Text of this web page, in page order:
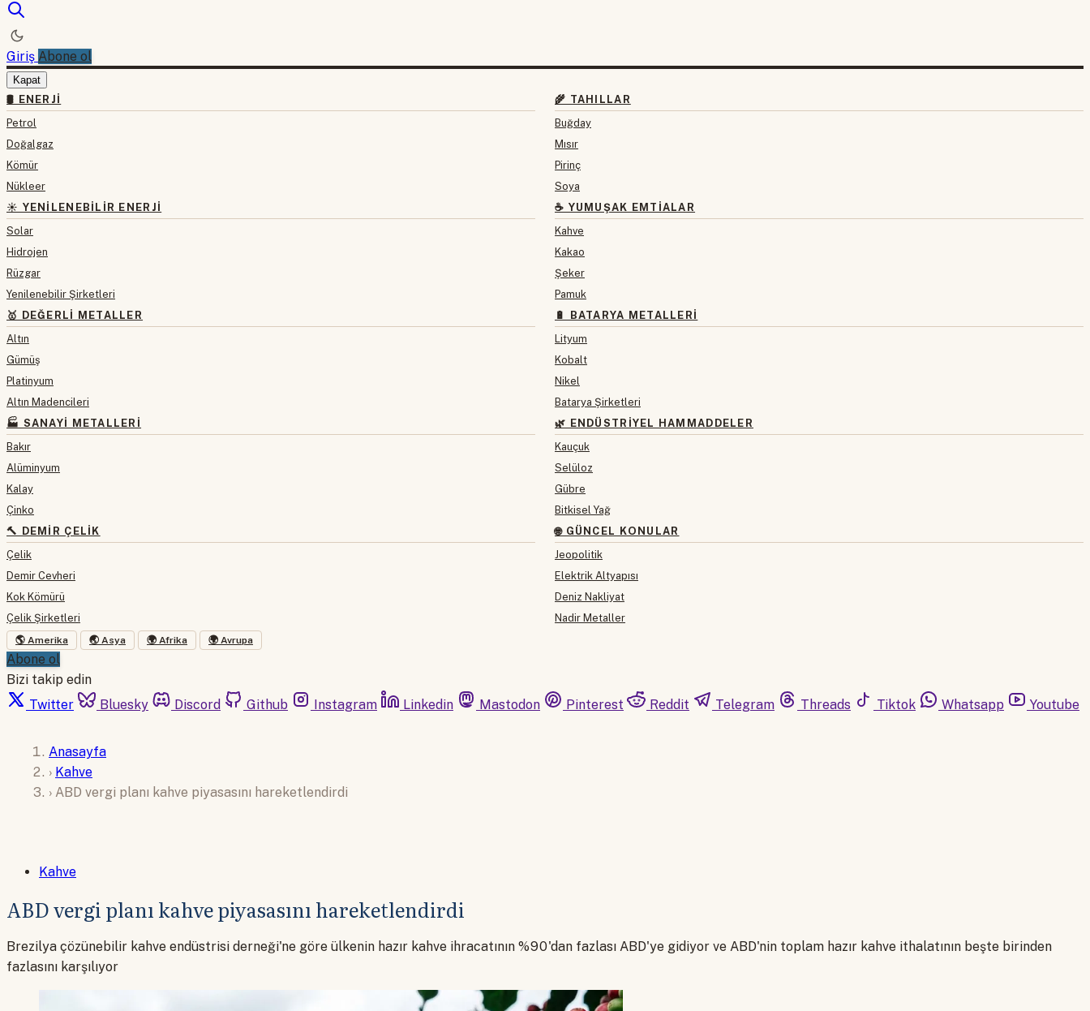
Giriş Abone ol
Kapat
🛢 ENERJI
Petrol
Doğalgaz
Kömür
Nükleer
☀️ YENILENEBILIR ENERJI
Solar
Hidrojen
Rüzgar
Yenilenebilir Şirketleri
🥇 DEĞERLI METALLER
Altın
Gümüş
Platinyum
Altın Madencileri
🏭 SANAYI METALLERI
Bakır
Alüminyum
Kalay
Çinko
🔨 DEMIR ÇELIK
Çelik
Demir Cevheri
Kok Kömürü
Çelik Şirketleri
🌾 TAHILLAR
Buğday
Mısır
Pirinç
Soya
☕ YUMUŞAK EMTIALAR
Kahve
Kakao
Şeker
Pamuk
🔋 BATARYA METALLERI
Lityum
Kobalt
Nikel
Batarya Şirketleri
🌿 ENDÜSTRIYEL HAMMADDELER
Kauçuk
Selüloz
Gübre
Bitkisel Yağ
🌐 GÜNCEL KONULAR
Jeopolitik
Elektrik Altyapısı
Deniz Nakliyat
Nadir Metaller
🌎 Amerika 🌏 Asya 🌍 Afrika 🌍 Avrupa
Abone ol
Bizi takip edin
Twitter
Bluesky Discord Github Instagram Linkedin Mastodon Pinterest Reddit Telegram Threads Tiktok Whatsapp Youtube
Anasayfa
› Kahve
› ABD vergi planı kahve piyasasını hareketlendirdi
Kahve
ABD vergi planı kahve piyasasını hareketlendirdi
Brezilya çözünebilir kahve endüstrisi derneği'ne göre ülkenin hazır kahve ihracatının %90'dan fazlası ABD'ye gidiyor ve ABD'nin toplam hazır kahve ithalatının beşte birinden
fazlasını karşılıyor